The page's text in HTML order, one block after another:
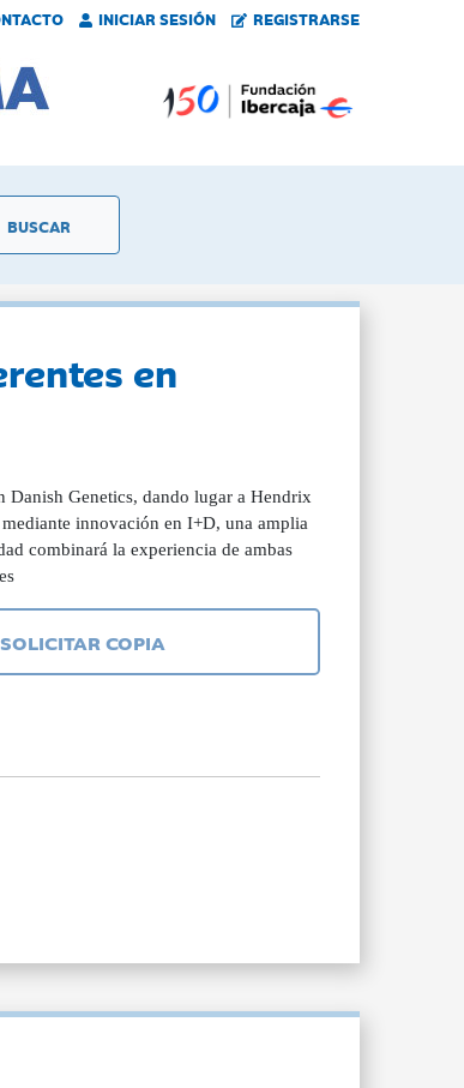
INICIAR SESIÓN REGISTRARSE
en
Genetics, dando lugar a Hendrix
innovación en I+D, una amplia
combinará la experiencia de ambas
SOLICITAR COPIA